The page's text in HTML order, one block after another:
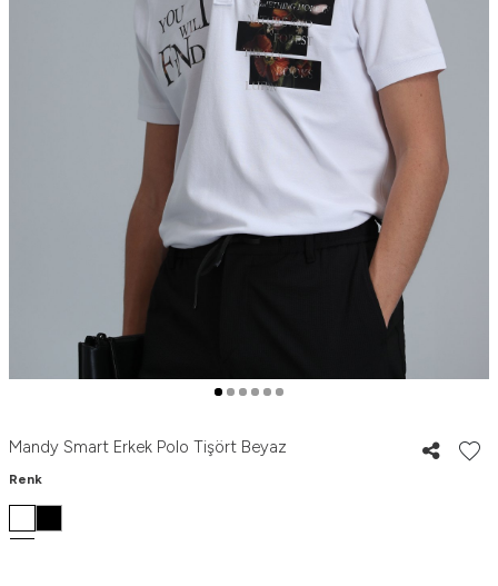
Mandy Smart Erkek Polo Tişört Beyaz
Renk